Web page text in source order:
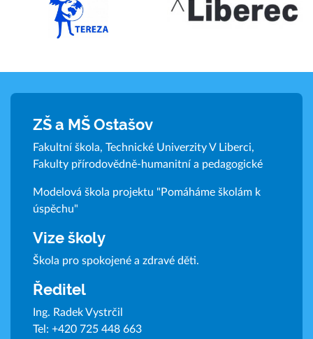
ZŠ a MŠ Ostašov
Fakultní škola, Technické Univerzity V Liberci,
Fakulty přírodovědně-humanitní a pedagogické
Modelová škola projektu "Pomáháme školám k
úspěchu"
Vize školy
Škola pro spokojené a zdravé děti.
Ředitel
Ing. Radek Vystrčil
Tel: +420 725 448 663